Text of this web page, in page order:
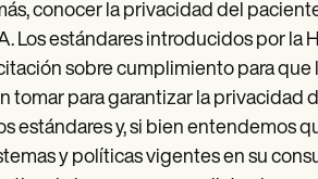
conocer la privacidad del
Los estándares introducidos por la
sobre cumplimiento para
tomar para garantizar la privacidad
estándares y, si bien entendemos
y políticas vigentes en su